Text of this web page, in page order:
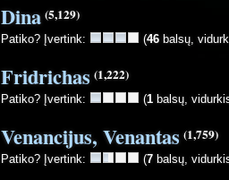
Dina (5,129)
Patiko? Įvertink: (46 balsų,
Fridrichas (1,222)
Patiko? Įvertink: (1 balsų,
Venancijus, Venantas (1,759)
Patiko? Įvertink: (7 balsų,